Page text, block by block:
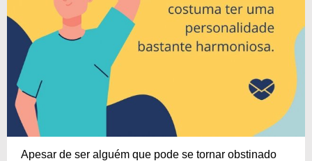
Apesar de ser alguém que pode se tornar obstinado